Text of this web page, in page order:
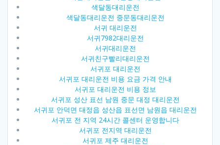
색달동대리운전
색달동대리운전 중문동대리운전
서귀 대리운전
서귀7982대리운전
서귀대리운전
서귀친구빨리대리운전
서귀포 대리운전
서귀포 대리운전 비용 요금 가격 안내
서귀포 대리운전 비용 정보
서귀포 성산 표선 남원 중문 대정 대리운전
서귀포 안덕면 대정읍 성산읍 표선면 남원읍 대리운전
서귀포 전 지역 24시간 콜센터 운영합니다
서귀포 전지역 대리운전
서귀포 제주 대리운전